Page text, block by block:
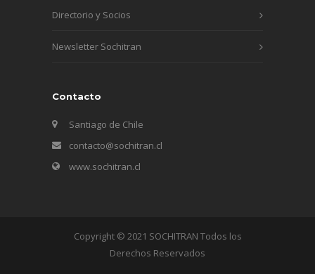
Directorio y Socios
Newsletter Sochitran
Contacto
Santiago de Chile
contacto@sochitran.cl
www.sochitran.cl
Copyright © 2021 SOCHITRAN Todos los
Derechos Reservados